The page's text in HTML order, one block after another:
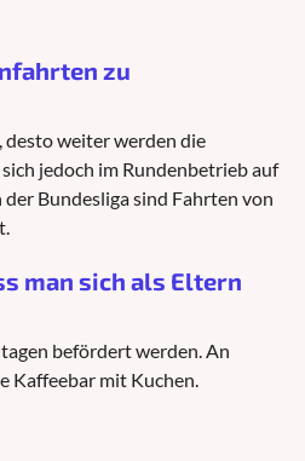
zu
desto weiter werden die
jedoch im Rundenbetrieb auf
der Bundesliga sind Fahrten von
man sich als Eltern
befördert werden. An
Kaffeebar mit Kuchen.